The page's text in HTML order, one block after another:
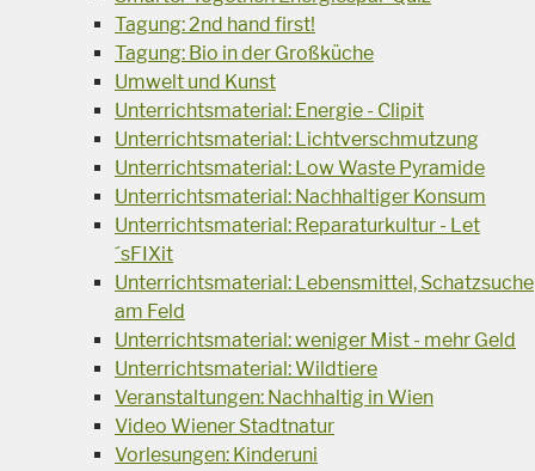
Tagung: 2nd hand first!
Tagung: Bio in der Großküche
Umwelt und Kunst
Unterrichtsmaterial: Energie - Clipit
Unterrichtsmaterial: Lichtverschmutzung
Unterrichtsmaterial: Low Waste Pyramide
Unterrichtsmaterial: Nachhaltiger Konsum
Unterrichtsmaterial: Reparaturkultur - Let
´sFIXit
Unterrichtsmaterial: Lebensmittel, Schatzsuche
am Feld
Unterrichtsmaterial: weniger Mist - mehr Geld
Unterrichtsmaterial: Wildtiere
Veranstaltungen: Nachhaltig in Wien
Video Wiener Stadtnatur
Vorlesungen: Kinderuni